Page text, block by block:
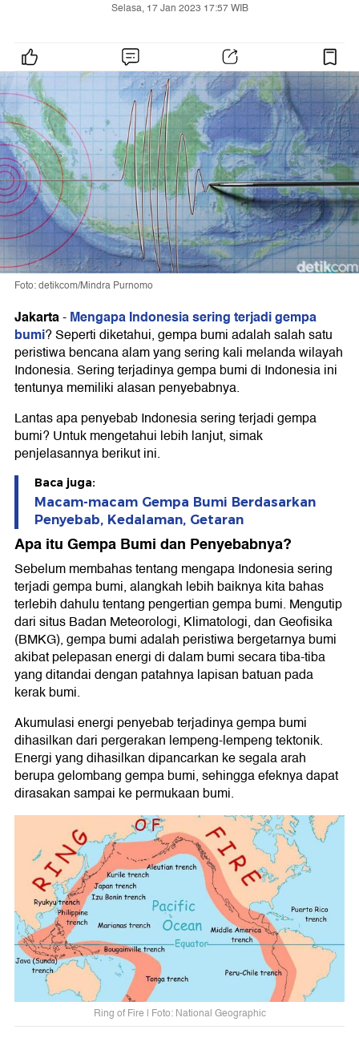
Selasa, 17 Jan 2023 17:57 WIB
Foto: detikcom/Mindra Purnomo
Jakarta-Mengapa Indonesia sering terjadi gempa
bumi? Seperti diketahui, gempa bumi adalah salah satu
peristiwa bencana alam yang sering kali melanda wilayah
Indonesia. Sering terjadinya gempa bumi di Indonesia ini
tentunya memiliki alasan penyebabnya.
Lantas apa penyebab Indonesia sering terjadi gempa
bumi? Untuk mengetahui lebih lanjut, simak
penjelasannya berikut ini.
Baca juga:
Macam-macam Gempa Bumi Berdasarkan
Penyebab, Kedalaman, Getaran
Apa itu Gempa Bumi dan Penyebabnya?
Sebelum membahas tentang mengapa Indonesia sering
terjadi gempa bumi, alangkah lebih baiknya kita bahas
terlebih dahulu tentang pengertian gempa bumi. Mengutip
dari situs Badan Meteorologi, Klimatologi, dan Geofisika
(BMKG), gempa bumi adalah peristiwa bergetarnya bumi
akibat pelepasan energi di dalam bumi secara tiba-tiba
yang ditandai dengan patahnya lapisan batuan pada
kerak bumi.
Akumulasi energi penyebab terjadinya gempa bumi
dihasilkan dari pergerakan lempeng-lempeng tektonik.
Energi yang dihasilkan dipancarkan ke segala arah
berupa gelombang gempa bumi, sehingga efeknya dapat
dirasakan sampai ke permukaan bumi.
Ring of Fire | Foto: National Geographic